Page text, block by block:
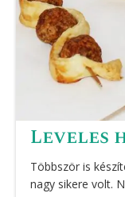
Leveles
Többször is
nagy sikere volt.